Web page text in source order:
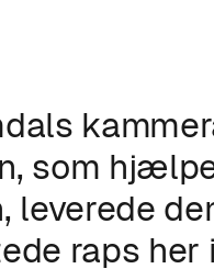
som
leverede
raps her